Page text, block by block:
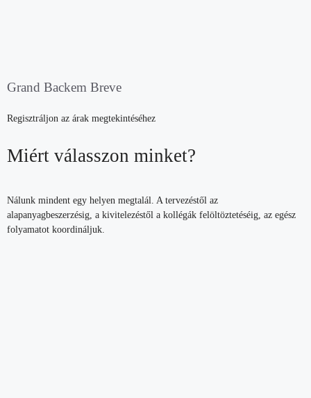
Grand Backem Breve
Regisztráljon az árak megtekintéséhez
Miért válasszon minket?
Nálunk mindent egy helyen megtalál. A tervezéstől az
alapanyagbeszerzésig, a kivitelezéstől a kollégák felöltöztetéséig, az egész
folyamatot koordináljuk.